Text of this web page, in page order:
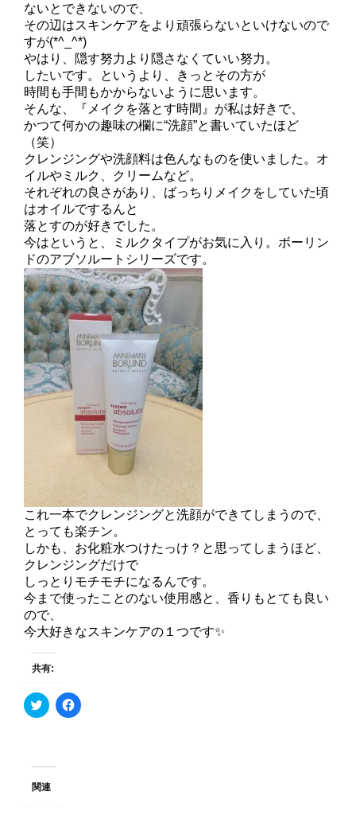
ないとできないので、
その辺はスキンケアをより頑張らないといけないので
すが(*^_^*)
やはり、隠す努力より隠さなくていい努力。
したいです。というより、きっとその方が
時間も手間もかからないように思います。
そんな、『メイクを落とす時間』が私は好きで、
かつて何かの趣味の欄に“洗顔”と書いていたほど
（笑）
クレンジングや洗顔料は色んなものを使いました。オ
イルやミルク、クリームなど。
それぞれの良さがあり、ばっちりメイクをしていた頃
はオイルでするんと
落とすのが好きでした。
今はというと、ミルクタイプがお気に入り。ボーリン
ドのアブソルートシリーズです。
これ一本でクレンジングと洗顔ができてしまうので、
とっても楽チン。
しかも、お化粧水つけたっけ？と思ってしまうほど、
クレンジングだけで
しっとりモチモチになるんです。
今まで使ったことのない使用感と、香りもとても良い
ので、
今大好きなスキンケアの１つです✨
共有:
ク
リ
T
i
F
a
関連